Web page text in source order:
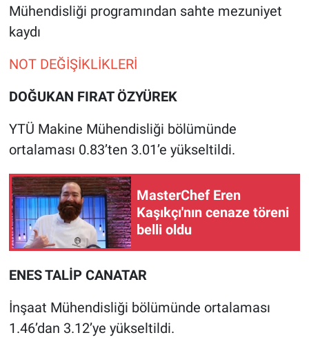
Mühendisliği programından sahte mezuniyet
kaydı
NOT DEĞİŞİKLİKLERİ
DOĞUKAN FIRAT ÖZYÜREK
YTÜ Makine Mühendisliği bölümünde
ortalaması 0.83’ten 3.01’e yükseltildi.
MasterChef Eren
Kaşıkçı'nın cenaze töreni
belli oldu
ENES TALİP CANATAR
İnşaat Mühendisliği bölümünde ortalaması
1.46’dan 3.12’ye yükseltildi.